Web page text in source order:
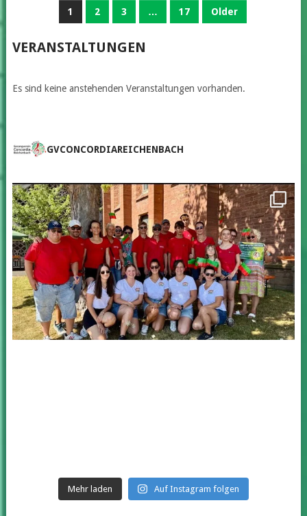
SEITENNUMMERIERUNG
BEITRÄGE
1 2 3 … 17 Older
VERANSTALTUNGEN
Es sind keine anstehenden Veranstaltungen vorhanden.
GVCONCORDIAREICHENBACH
Mehr laden Auf Instagram folgen